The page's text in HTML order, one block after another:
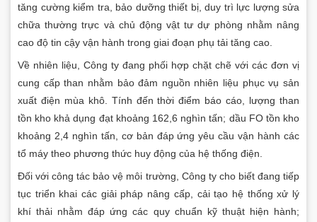
tăng cường kiểm tra, bảo dưỡng thiết bị, duy trì lực lượng sửa
chữa thường trực và chủ động vật tư dự phòng nhằm nâng
cao độ tin cậy vận hành trong giai đoạn phụ tải tăng cao.
Về nhiên liệu, Công ty đang phối hợp chặt chẽ với các đơn vị
cung cấp than nhằm bảo đảm nguồn nhiên liệu phục vụ sản
xuất điện mùa khô. Tính đến thời điểm báo cáo, lượng than
tồn kho khả dụng đạt khoảng 162,6 nghìn tấn; dầu FO tồn kho
khoảng 2,4 nghìn tấn, cơ bản đáp ứng yêu cầu vận hành các
tổ máy theo phương thức huy động của hệ thống điện.
Đối với công tác bảo vệ môi trường, Công ty cho biết đang tiếp
tục triển khai các giải pháp nâng cấp, cải tạo hệ thống xử lý
khí thải nhằm đáp ứng các quy chuẩn kỹ thuật hiện hành;